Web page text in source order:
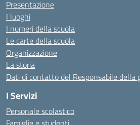
Presentazione
I luoghi
I numeri della scuola
Le carte della scuola
Organizzazione
La storia
Dati di contatto del Responsabile della
I Servizi
Personale scolastico